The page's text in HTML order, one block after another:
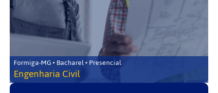
Formiga-MG • Bacharel • Presencial
Engenharia Civil